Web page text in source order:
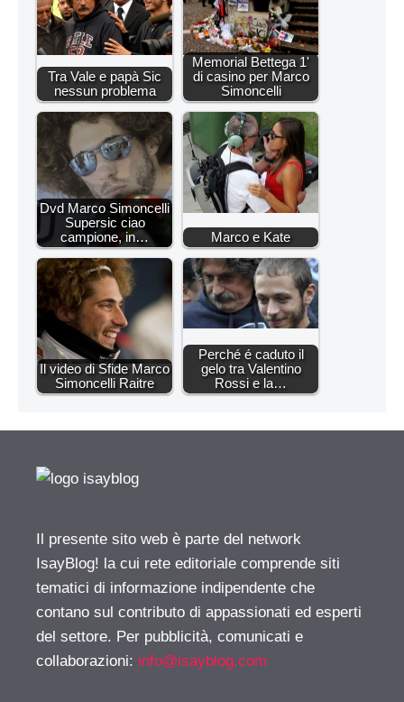
Tra Vale e papà Sic
nessun problema
Memorial Bettega 1'
di casino per Marco
Simoncelli
Dvd Marco Simoncelli
Supersic ciao
campione, in…
Marco e Kate
Il video di Sfide Marco
Simoncelli Raitre
Perché é caduto il
gelo tra Valentino
Rossi e la…
Il presente sito web è parte del network
IsayBlog! la cui rete editoriale comprende siti
tematici di informazione indipendente che
contano sul contributo di appassionati ed esperti
del settore. Per pubblicità, comunicati e
collaborazioni: info@isayblog.com